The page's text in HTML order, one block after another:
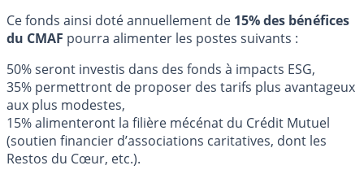
Ce fonds ainsi doté annuellement de 15% des bénéfices
du CMAF pourra alimenter les postes suivants :
50% seront investis dans des fonds à impacts ESG,
35% permettront de proposer des tarifs plus avantageux
aux plus modestes,
15% alimenteront la filière mécénat du Crédit Mutuel
(soutien financier d’associations caritatives, dont les
Restos du Cœur, etc.).